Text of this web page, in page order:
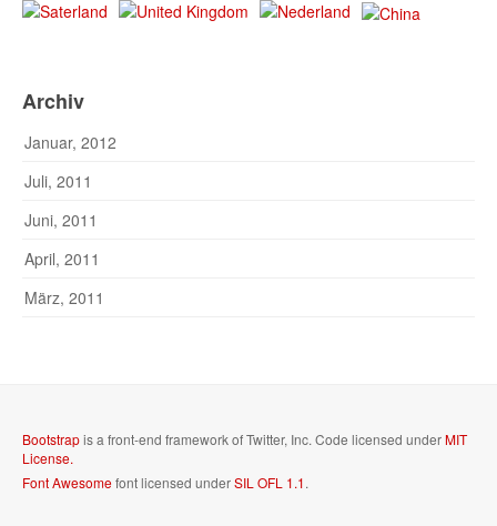
Archiv
Januar, 2012
Juli, 2011
Juni, 2011
April, 2011
März, 2011
Bootstrapis a front-end framework of Twitter, Inc. Code licensed underMIT
License.
Font Awesomefont licensed underSIL OFL 1.1.